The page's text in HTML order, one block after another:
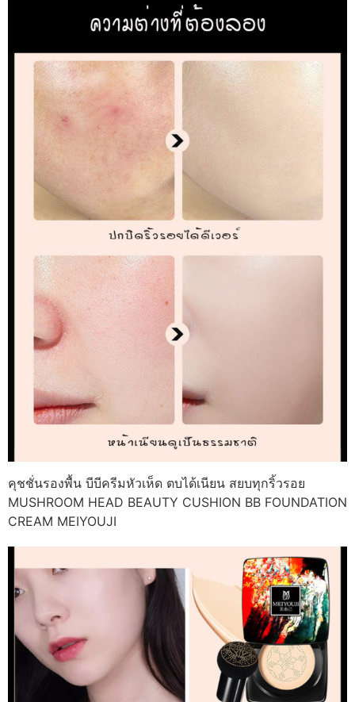
คุชชั่นรองพื้น บีบีครีมหัวเห็ด ตบได้เนียน สยบทุกริ้วรอย
MUSHROOM HEAD BEAUTY CUSHION BB FOUNDATION
CREAM MEIYOUJI